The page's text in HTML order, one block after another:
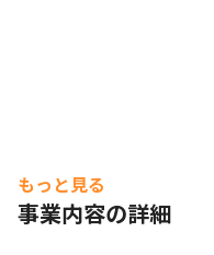
もっと見る
事業内容の詳細